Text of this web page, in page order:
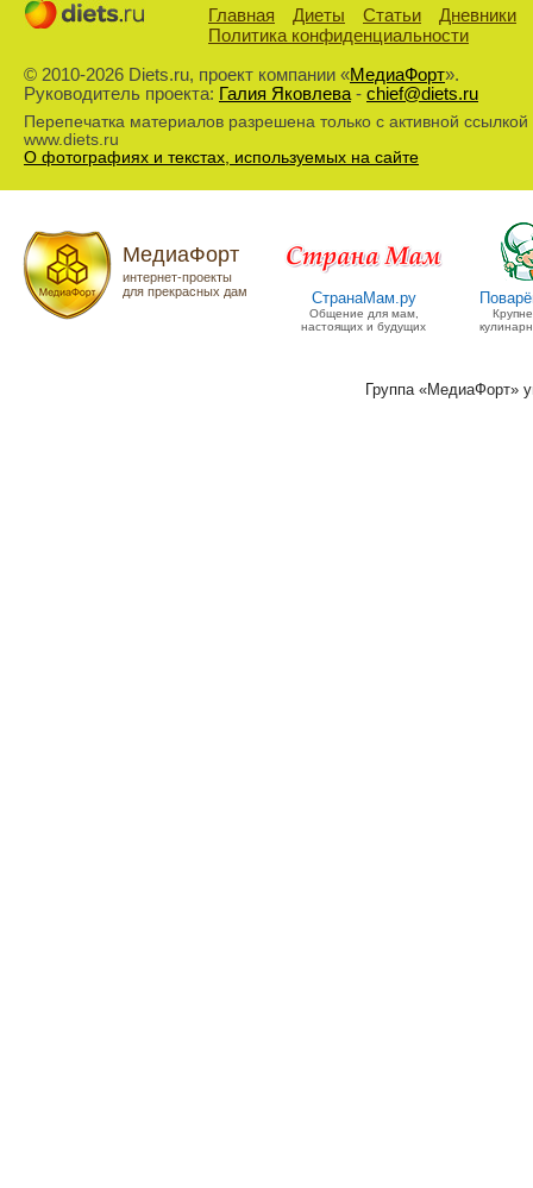
Главная Диеты Статьи
Дневники
Политика конфиденциальности
© 2010-2026 Diets.ru, проект компании «МедиаФорт».
Руководитель проекта: Галия Яковлева- chief@diets.ru
Перепечатка материалов разрешена только с активной ссылкой
www.diets.ru
О фотографиях и текстах, используемых на сайте
МедиаФорт
интернет-проекты
для прекрасных дам
СтранаМам.ру
Общение для мам,
настоящих и будущих
Группа «МедиаФорт»